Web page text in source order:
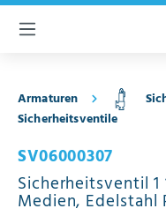
springen
Armaturen
Sicherheitsventile
SV06000307
Sicherheitsventil 1
Medien, Edelstahl